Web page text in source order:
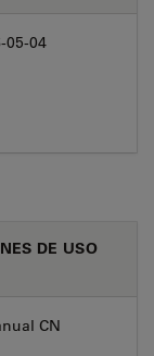
05-04
DE USO
CN